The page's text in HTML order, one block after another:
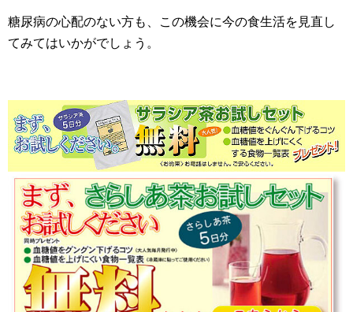
糖尿病の心配のない方も、この機会に今の食生活を見直し
てみてはいかがでしょう。